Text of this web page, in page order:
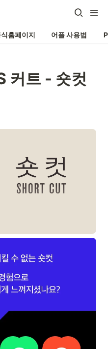
홈페이지 어플 사용법
커트 - 숏컷